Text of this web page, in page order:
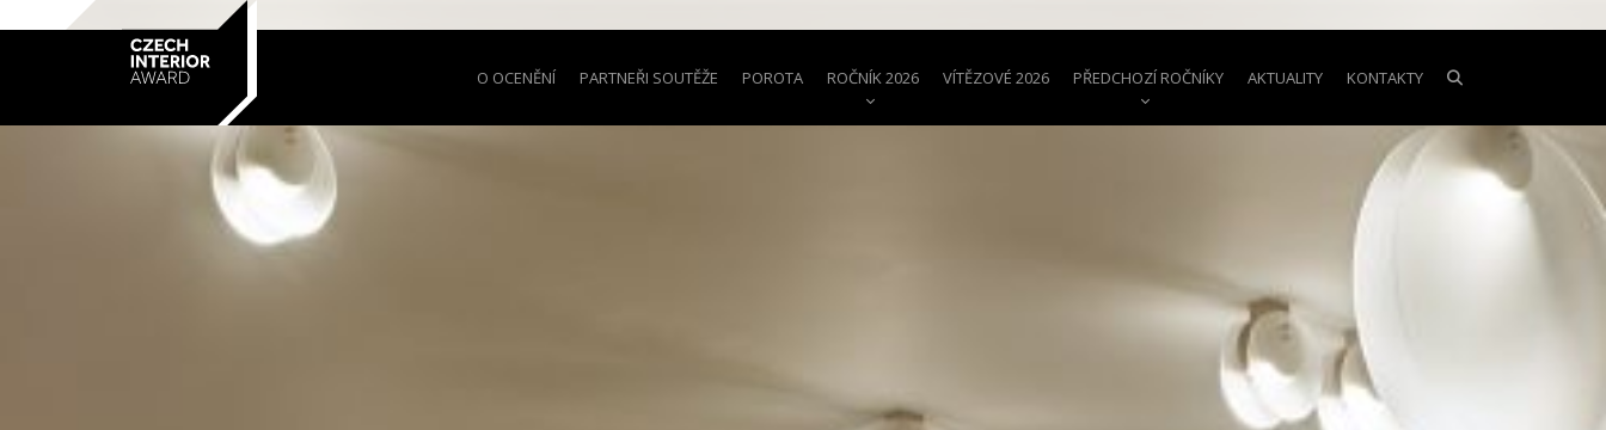
O OCENĚNÍ PARTNEŘI SOUTĚŽE POROTA ROČNÍK 2026 VÍTĚZOVÉ 2026 PŘEDCHOZÍ ROČNÍKY AKTUALITY KONTAKTY